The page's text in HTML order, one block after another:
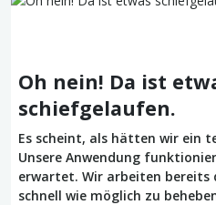
Oh nein! Da ist
schiefgelaufen.
Es scheint, als hätten wir ein
Unsere Anwendung
erwartet. Wir arbeiten bereits
schnell wie möglich zu